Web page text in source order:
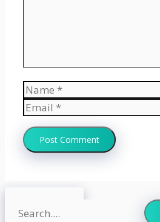
Name
Email